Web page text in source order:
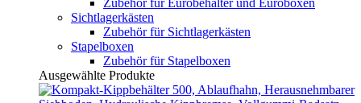
Zubehör für Eurobehälter und Euroboxen
Sichtlagerkästen
Zubehör für Sichtlagerkästen
Stapelboxen
Zubehör für Stapelboxen
Ausgewählte Produkte